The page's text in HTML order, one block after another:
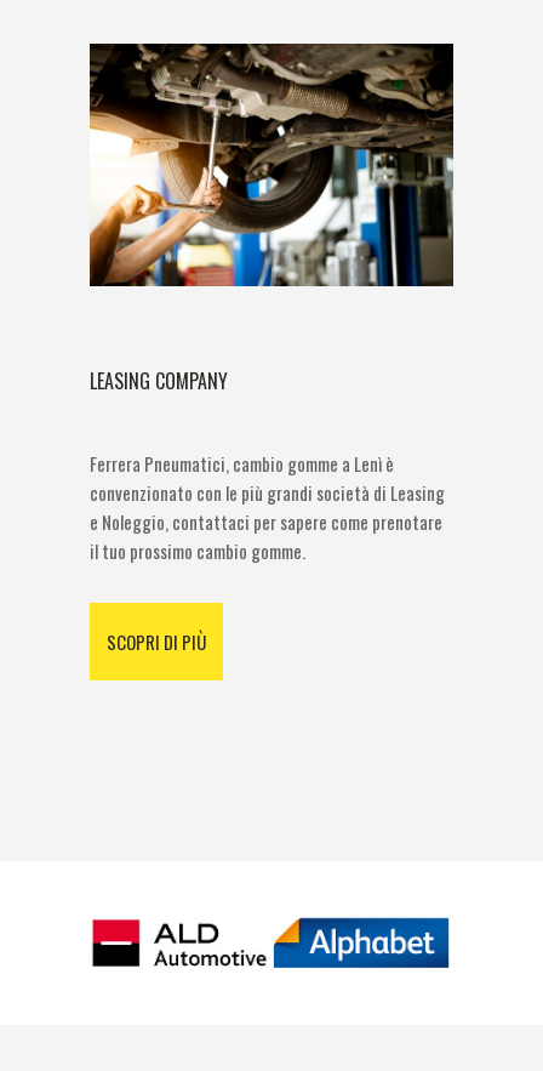
LEASING COMPANY
Ferrera Pneumatici, cambio gomme a Lenì è
convenzionato con le più grandi società di Leasing
e Noleggio, contattaci per sapere come prenotare
il tuo prossimo cambio gomme.
SCOPRI DI PIÙ